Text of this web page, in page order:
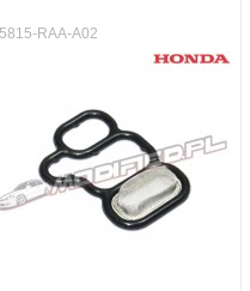
RAA-A02